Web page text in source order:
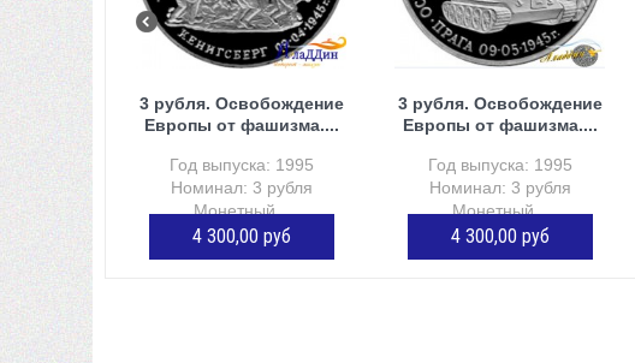
3 рубля. Освобождение
Европы от фашизма....
Год выпуска: 1995
Номинал: 3 рубля
Монетный...
4 300,00 руб
3 рубля. Освобождение
Европы от фашизма....
Год выпуска: 1995
Номинал: 3 рубля
Монетный...
4 300,00 руб